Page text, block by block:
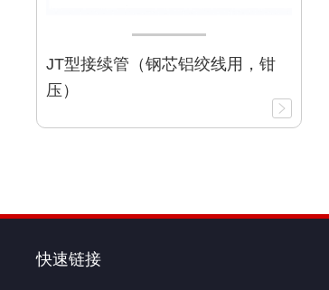
JT型接续管（钢芯铝绞线用，钳
压）
快速链接